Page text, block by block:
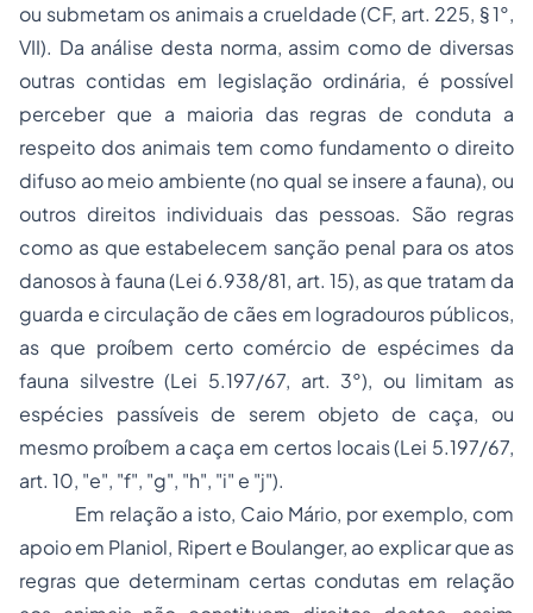
ou submetam os animais a crueldade (CF, art. 225, § 1°,
VII). Da análise desta norma, assim como de diversas
outras contidas em legislação ordinária, é possível
perceber que a maioria das regras de conduta a
respeito dos animais tem como fundamento o direito
difuso ao meio ambiente (no qual se insere a fauna), ou
outros direitos individuais das pessoas. São regras
como as que estabelecem sanção penal para os atos
danosos à fauna (Lei 6.938/81, art. 15), as que tratam da
guarda e circulação de cães em logradouros públicos,
as que proíbem certo comércio de espécimes da
fauna silvestre (Lei 5.197/67, art. 3°), ou limitam as
espécies passíveis de serem objeto de caça, ou
mesmo proíbem a caça em certos locais (Lei 5.197/67,
art. 10, "e", "f", "g", "h", "i" e "j").
Em relação a isto, Caio Mário, por exemplo, com
apoio em Planiol, Ripert e Boulanger, ao explicar que as
regras que determinam certas condutas em relação